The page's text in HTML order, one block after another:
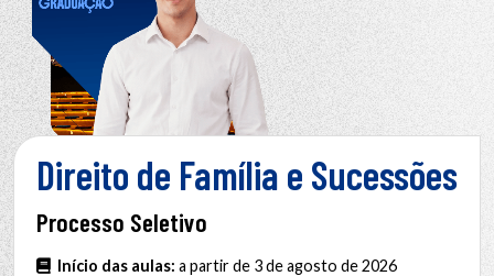
Direito de Família e Sucessões
Processo Seletivo
Início das aulas: a partir de 3 de agosto de 2026